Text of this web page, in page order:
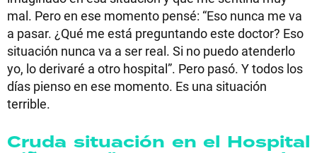
mal. Pero en ese momento pensé: “Eso nunca me va
a pasar. ¿Qué me está preguntando este doctor? Eso
situación nunca va a ser real. Si no puedo atenderlo
yo, lo derivaré a otro hospital”. Pero pasó. Y todos los
días pienso en ese momento. Es una situación
terrible.
Cruda situación en el Hospital